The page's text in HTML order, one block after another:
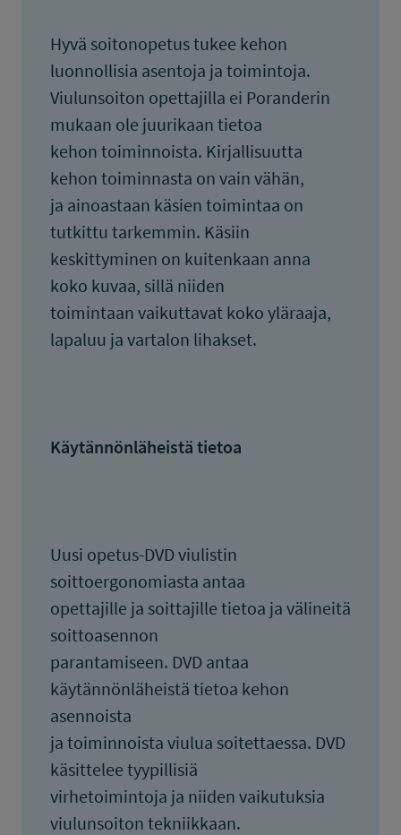
Hyvä soitonopetus tukee kehon
luonnollisia asentoja ja toimintoja.
Viulunsoiton opettajilla ei Poranderin
mukaan ole juurikaan tietoa
kehon toiminnoista. Kirjallisuutta
kehon toiminnasta on vain vähän,
ja ainoastaan käsien toimintaa on
tutkittu tarkemmin. Käsiin
keskittyminen on kuitenkaan anna
koko kuvaa, sillä niiden
toimintaan vaikuttavat koko yläraaja,
lapaluu ja vartalon lihakset.
Käytännönläheistä tietoa
Uusi opetus-DVD viulistin
soittoergonomiasta antaa
opettajille ja soittajille tietoa ja välineitä
soittoasennon
parantamiseen. DVD antaa
käytännönläheistä tietoa kehon
asennoista
ja toiminnoista viulua soitettaessa. DVD
käsittelee tyypillisiä
virhetoimintoja ja niiden vaikutuksia
viulunsoiton tekniikkaan.